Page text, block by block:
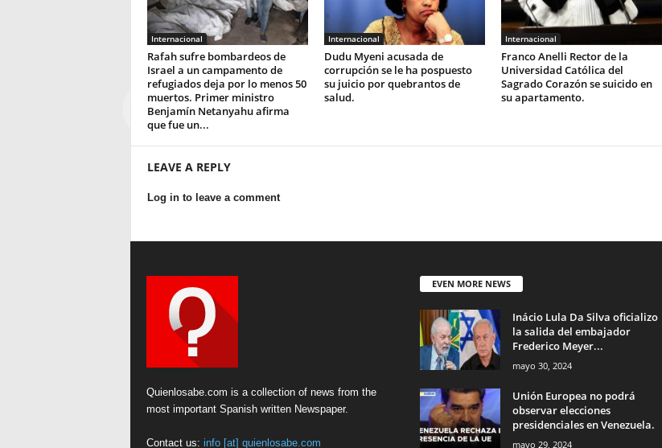
Internacional
Rafah sufre bombardeos de
Israel a un campamento de
refugiados deja por lo menos 50
muertos. Primer ministro
Benjamín Netanyahu afirma
que fue un...
Internacional
Dudu Myeni acusada de
corrupción se le ha pospuesto
su juicio por quebrantos de
salud.
Internacional
Franco Anelli Rector de la
Universidad Católica del
Sagrado Corazón se suicido en
su apartamento.
LEAVE A REPLY
Log in to leave a comment
Quienlosabe.com is a collection of news from the
most important Spanish written Newspaper.
Contact us: info [at] quienlosabe.com
EVEN MORE NEWS
Inácio Lula Da Silva oficializo
la salida del embajador
Frederico Meyer...
mayo 30, 2024
Unión Europea no podrá
observar elecciones
presidenciales en Venezuela.
mayo 29, 2024